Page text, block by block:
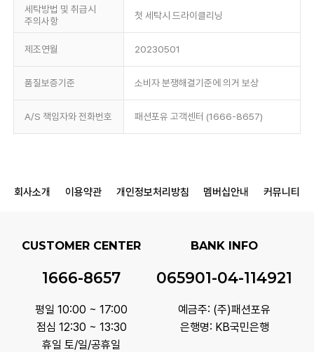
세탁방법 및 취급시
주의사항
첫 세탁시 드라이클리닝
제조연월 20230501
품질보증기준 소비자 분쟁해결기준에 의거 보상
A/S 책임자와 전화번호 패션포유 고객센터 (1666-8657)
회사소개 이용약관 개인정보처리방침 멤버십안내 커뮤니티
CUSTOMER CENTER
1666-8657
평일 10:00 ~ 17:00
점심 12:30 ~ 13:30
휴일 토/일/공휴일
BANK INFO
065901-04-114921
예금주: (주)패션포유
은행명: KB국민은행